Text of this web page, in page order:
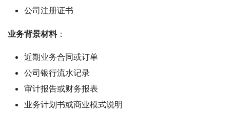
公司注册证书
业务背景材料：
近期业务合同或订单
公司银行流水记录
审计报告或财务报表
业务计划书或商业模式说明